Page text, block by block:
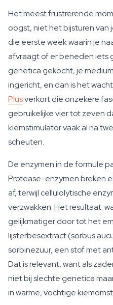
Het meest frustrerende
oogst, niet het bijsturen van
die eerste week waarin je
afvraagt of er beneden iets
genetica gekocht, je
ingericht, en dan is het
Plusverkort die onzekere
gebruikelijke vier tot zeven
kiemstimulator vaak al na
scheuten.
De enzymen in de formule
Protease-enzymen breken
af, terwijl cellulolytische
verzwakken. Het resultaat:
gelijkmatiger door tot het
lijsterbesextract (sorbus
sorbinezuur, een stof met
Dat is relevant, want als
niet bij slechte genetica
in warme, vochtige